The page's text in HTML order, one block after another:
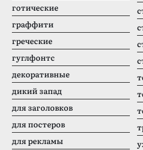
готические
граффити
греческие
гуглфонтс
декоративные
дикий запад
для заголовков
для постеров
для рекламы